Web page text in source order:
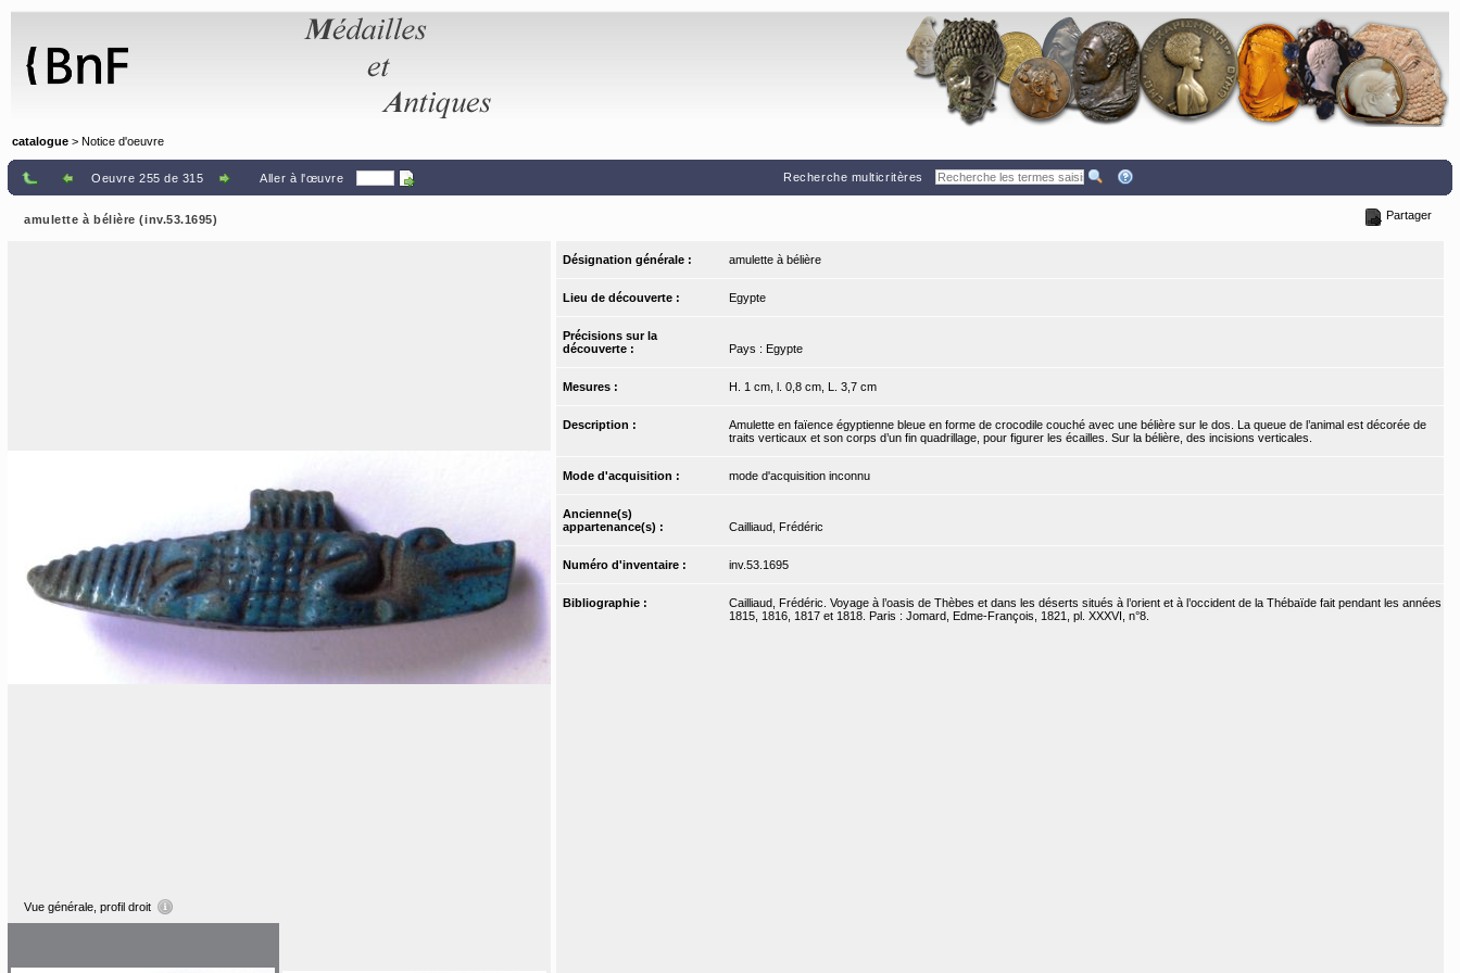
catalogue > Notice d'oeuvre
Oeuvre 255 de 315 Aller à l'œuvre Recherche multicritères
amulette à bélière (inv.53.1695) Partager
Vue générale, profil droit
Désignation générale : amulette à bélière
Lieu de découverte : Egypte
Précisions sur la
découverte :
Pays : Egypte
Mesures : H. 1 cm, l. 0,8 cm, L. 3,7 cm
Description :
Amulette en faïence égyptienne bleue en forme de crocodile couché avec une bélière sur le dos. La queue de l’animal est décorée de
traits verticaux et son corps d’un fin quadrillage, pour figurer les écailles. Sur la bélière, des incisions verticales.
Mode d'acquisition : mode d'acquisition inconnu
Ancienne(s)
appartenance(s) :
Cailliaud, Frédéric
Numéro d'inventaire : inv.53.1695
Bibliographie :
Cailliaud, Frédéric. Voyage à l’oasis de Thèbes et dans les déserts situés à l’orient et à l’occident de la Thébaïde fait pendant les années
1815, 1816, 1817 et 1818. Paris : Jomard, Edme-François, 1821, pl. XXXVI, n°8.